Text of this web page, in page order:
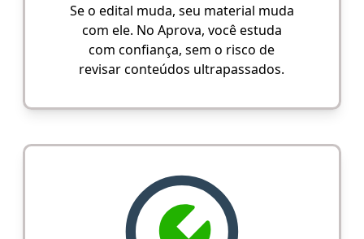
Se o edital muda, seu material muda
com ele. No Aprova, você estuda
com confiança, sem o risco de
revisar conteúdos ultrapassados.